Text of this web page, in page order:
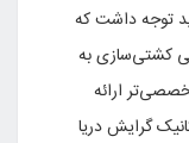
توجه داشت که
کشتی‌سازی به
ارائه
گرایش دریا